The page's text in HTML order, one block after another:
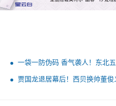
一袋一防伪码 香气袭人！东北
贾国龙退居幕后！西贝换帅董